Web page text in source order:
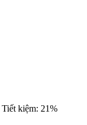
Tiết kiệm: 21%